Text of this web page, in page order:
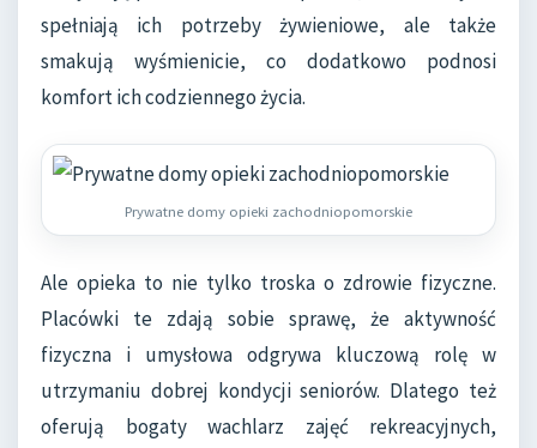
spełniają ich potrzeby żywieniowe, ale także
smakują wyśmienicie, co dodatkowo podnosi
komfort ich codziennego życia.
Prywatne domy opieki zachodniopomorskie
Ale opieka to nie tylko troska o zdrowie fizyczne.
Placówki te zdają sobie sprawę, że aktywność
fizyczna i umysłowa odgrywa kluczową rolę w
utrzymaniu dobrej kondycji seniorów. Dlatego też
oferują bogaty wachlarz zajęć rekreacyjnych,